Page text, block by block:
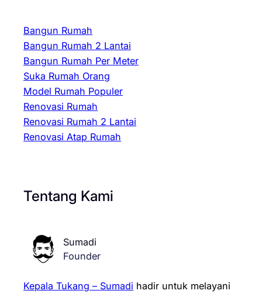
Bangun Rumah
Bangun Rumah 2 Lantai
Bangun Rumah Per Meter
Suka Rumah Orang
Model Rumah Populer
Renovasi Rumah
Renovasi Rumah 2 Lantai
Renovasi Atap Rumah
Tentang Kami
Sumadi
Founder
Kepala Tukang – Sumadi hadir untuk melayani